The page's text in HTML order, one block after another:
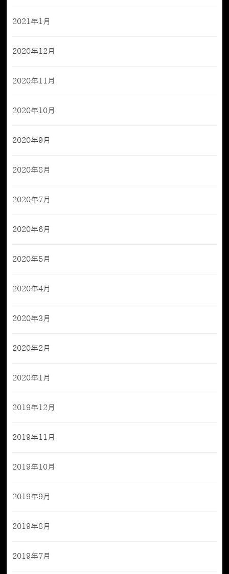
2021年1月
2020年12月
2020年11月
2020年10月
2020年9月
2020年8月
2020年7月
2020年6月
2020年5月
2020年4月
2020年3月
2020年2月
2020年1月
2019年12月
2019年11月
2019年10月
2019年9月
2019年8月
2019年7月